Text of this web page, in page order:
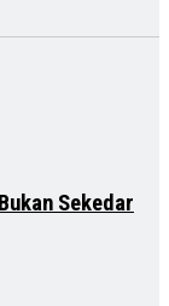
Sekedar